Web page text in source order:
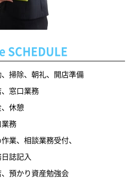
SCHEDULE
掃除、朝礼、開店準備
窓口業務
休憩
務
業、相談業務受付、
誌記入
預かり資産勉強会